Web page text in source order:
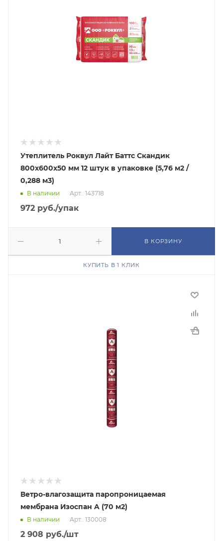
Утеплитель Роквул Лайт Баттс Скандик
800х600х50 мм 12 штук в упаковке (5,76 м2 /
0,288 м3)
В наличии Арт.: 143718
972 руб./упак
В КОРЗИНУ
КУПИТЬ В 1 КЛИК
Ветро-влагозащита паропроницаемая
мембрана Изоспан A (70 м2)
В наличии Арт.: 130008
2 908 руб./шт